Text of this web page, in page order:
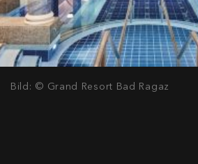
Bild: © Grand Resort Bad Ragaz